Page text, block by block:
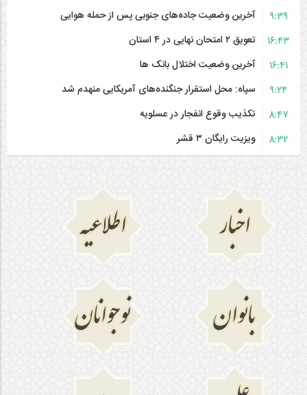
آخرین وضعیت جاده‌های جنوبی پس از حمله هوایی 9:39
تعویق ۲ امتحان نهایی در ۴ استان 16:43
آخرین وضعیت اختلال بانک ها 16:41
سپاه: محل استقرار جنگنده‌های آمریکایی منهدم شد 9:24
تکذیب وقوع انفجار در عسلویه 8:47
ویزیت رایگان ۳ قشر 8:32
حمله ایران به ۱۸ هدف ارتش شرور آمریکا
اخبار
اطلاعیه
بانوان
نوجوانان